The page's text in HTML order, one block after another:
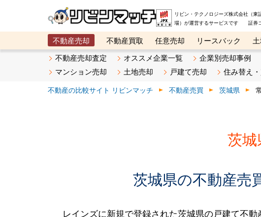
リビン・テクノロジーズ株式会社（東
場）が運営するサービスです 証券
不動産売却 不動産買取 任意売却 リースバック
メタ住宅展示場
ベスト不動産カンパニー オンライン講座
不動産売却査定 オススメ企業一覧 企業別売却事例
マンション売却
土地売却 戸建て売却 住み替え
不動産の比較サイト リビンマッチ 不動産売買 茨城県
茨
茨城県の不動産売
レインズに新規で登録された茨城県の戸建て不